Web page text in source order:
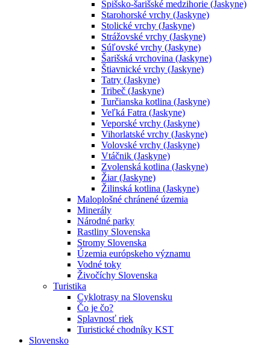
Spišsko-šarišské medzihorie (Jaskyne)
Starohorské vrchy (Jaskyne)
Stolické vrchy (Jaskyne)
Strážovské vrchy (Jaskyne)
Súľovské vrchy (Jaskyne)
Šarišská vrchovina (Jaskyne)
Štiavnické vrchy (Jaskyne)
Tatry (Jaskyne)
Tribeč (Jaskyne)
Turčianska kotlina (Jaskyne)
Veľká Fatra (Jaskyne)
Veporské vrchy (Jaskyne)
Vihorlatské vrchy (Jaskyne)
Volovské vrchy (Jaskyne)
Vtáčnik (Jaskyne)
Zvolenská kotlina (Jaskyne)
Žiar (Jaskyne)
Žilinská kotlina (Jaskyne)
Maloplošné chránené územia
Minerály
Národné parky
Rastliny Slovenska
Stromy Slovenska
Územia európskeho významu
Vodné toky
Živočíchy Slovenska
Turistika
Cyklotrasy na Slovensku
Čo je čo?
Splavnosť riek
Turistické chodníky KST
Slovensko